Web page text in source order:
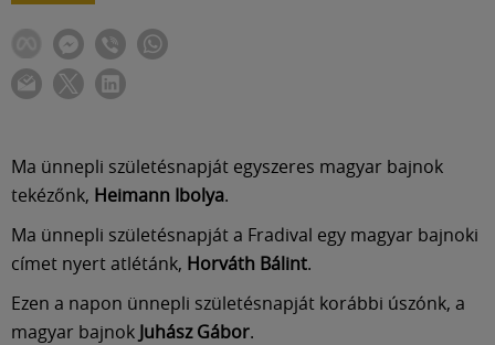
Ma ünnepli születésnapját egyszeres magyar bajnok
tekézőnk, Heimann Ibolya.
Ma ünnepli születésnapját a Fradival egy magyar bajnoki
címet nyert atlétánk, Horváth Bálint.
Ezen a napon ünnepli születésnapját korábbi úszónk, a
magyar bajnok Juhász Gábor.
Meccscenter
Klub
Szolgáltatások
Shop
Közösség